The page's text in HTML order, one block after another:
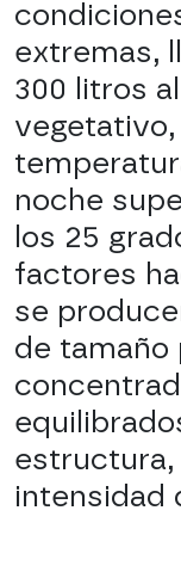
extremas,
300 litros
noche
los 25
factores
se
de tamaño
estructura,
intensidad